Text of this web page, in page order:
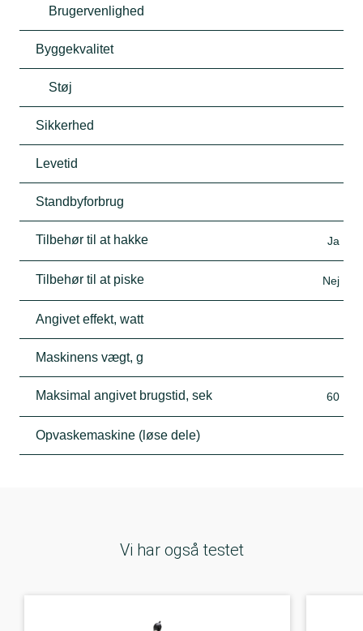
Brugervenlighed
Byggekvalitet
Støj
Sikkerhed
Levetid
Standbyforbrug
Tilbehør til at hakke Ja
Tilbehør til at piske Nej
Angivet effekt, watt
Maskinens vægt, g
Maksimal angivet brugstid, sek 60
Opvaskemaskine (løse dele)
Vi har også testet